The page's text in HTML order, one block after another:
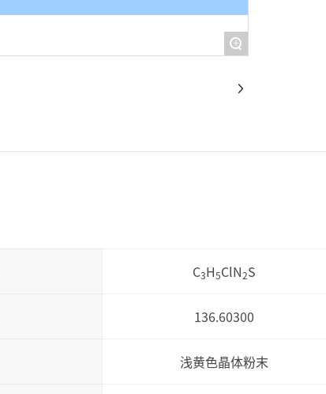
+
C3H5ClN2S
136.60300
浅黄色晶体粉末